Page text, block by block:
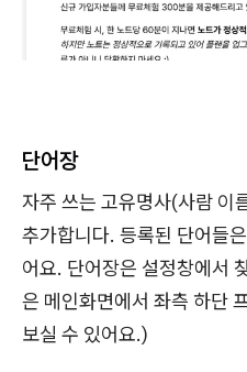
단어장
자주 쓰는 고유명사(사람 이
추가합니다. 등록된 단어들
어요. 단어장은 설정창에서
은 메인화면에서 좌측 하단
보실 수 있어요.)